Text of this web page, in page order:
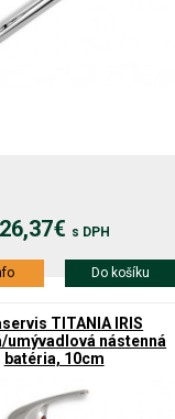
26,37€ s DPH
Do košíku
TITANIA IRIS
umývadlová nástenná
batéria, 10cm